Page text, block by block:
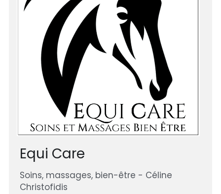
Equi Care
Soins, massages, bien-être - Céline
Christofidis